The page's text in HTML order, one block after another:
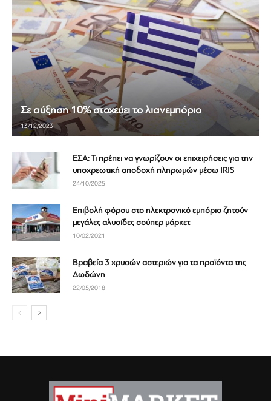
Σε αύξηση 10% στοχεύει το λιανεμπόριο
13/12/2023
ΕΣΑ: Τι πρέπει να γνωρίζουν οι επιχειρήσεις για την
υποχρεωτική αποδοχή πληρωμών μέσω IRIS
24/10/2025
Επιβολή φόρου στο ηλεκτρονικό εμπόριο ζητούν
μεγάλες αλυσίδες σούπερ μάρκετ
10/02/2021
Βραβεία 3 χρυσών αστεριών για τα προϊόντα της
Δωδώνη
22/05/2018